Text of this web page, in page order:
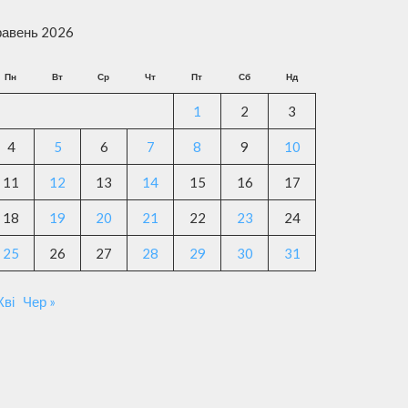
2026
Пн Вт Ср Чт Пт Сб Нд
1 2 3
4 5 6 7 8 9 10
11 12 13 14 15 16 17
18 19 20 21 22 23 24
25 26 27 28 29 30 31
Чер »